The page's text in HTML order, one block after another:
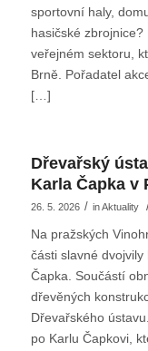
sportovní haly,
hasičské
veřejném sektoru,
Brně. Pořadatel
[…]
Dřevařský
Karla Čapka v
26. 5. 2026 / inAktuality
Na pražských
části slavné
Čapka. Součástí
dřevěných
Dřevařského
po Karlu Čapkovi,